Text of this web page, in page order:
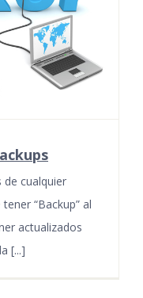
de cualquier
“Backup” al
actualizados
[...]